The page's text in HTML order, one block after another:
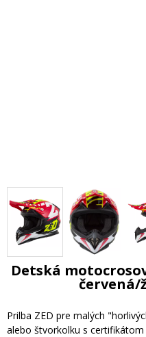
Detská
červená/
Prilba ZED pre malých
alebo štvorkolku s certifikátom